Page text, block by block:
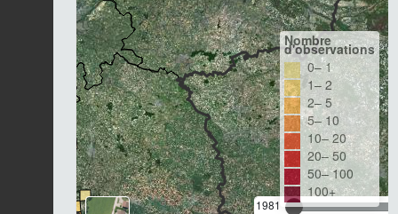
1981
Nombre
d'observations
0– 1
1– 2
2– 5
5– 10
10– 20
20– 50
50– 100
100+